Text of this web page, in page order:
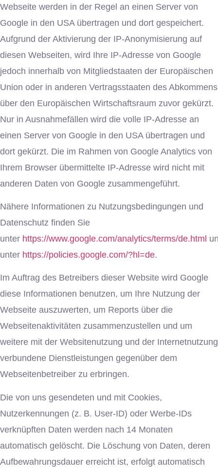
Webseite werden in der Regel an einen Server von
Google in den USA übertragen und dort gespeichert.
Aufgrund der Aktivierung der IP-Anonymisierung auf
diesen Webseiten, wird Ihre IP-Adresse von Google
jedoch innerhalb von Mitgliedstaaten der Europäischen
Union oder in anderen Vertragsstaaten des Abkommens
über den Europäischen Wirtschaftsraum zuvor gekürzt.
Nur in Ausnahmefällen wird die volle IP-Adresse an
einen Server von Google in den USA übertragen und
dort gekürzt. Die im Rahmen von Google Analytics von
Ihrem Browser übermittelte IP-Adresse wird nicht mit
anderen Daten von Google zusammengeführt.
Nähere Informationen zu Nutzungsbedingungen und
Datenschutz finden Sie
unter https://www.google.com/analytics/terms/de.html
unter https://policies.google.com/?hl=de.
Im Auftrag des Betreibers dieser Website wird Google
diese Informationen benutzen, um Ihre Nutzung der
Webseite auszuwerten, um Reports über die
Webseitenaktivitäten zusammenzustellen und um
weitere mit der Websitenutzung und der Internetnutzung
verbundene Dienstleistungen gegenüber dem
Webseitenbetreiber zu erbringen.
Die von uns gesendeten und mit Cookies,
Nutzerkennungen (z. B. User-ID) oder Werbe-IDs
verknüpften Daten werden nach 14 Monaten
automatisch gelöscht. Die Löschung von Daten, deren
Aufbewahrungsdauer erreicht ist, erfolgt automatisch